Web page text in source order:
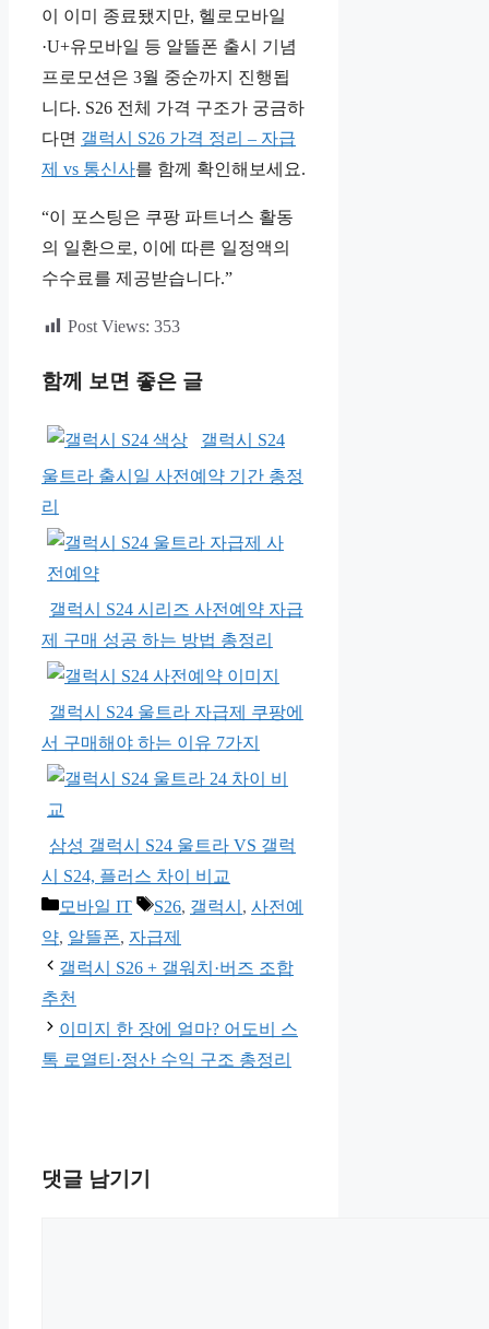
이 이미 종료됐지만, 헬로모바일
·U+유모바일 등 알뜰폰 출시 기념
프로모션은 3월 중순까지 진행됩
니다. S26 전체 가격 구조가 궁금하
다면 갤럭시 S26 가격 정리 – 자급
제 vs 통신사를 함께 확인해보세요.
“이 포스팅은 쿠팡 파트너스 활동
의 일환으로, 이에 따른 일정액의
수수료를 제공받습니다.”
Post Views: 353
함께 보면 좋은 글
갤럭시 S24
울트라 출시일 사전예약 기간 총정
리
갤럭시 S24 시리즈 사전예약 자급
제 구매 성공 하는 방법 총정리
갤럭시 S24 울트라 자급제 쿠팡에
서 구매해야 하는 이유 7가지
삼성 갤럭시 S24 울트라 VS 갤럭
시 S24, 플러스 차이 비교
카
테
고
리
모바일 IT
태
그
S26, 갤럭시 , 사전예
약, 알뜰폰, 자급제
갤럭시 S26 + 갤워치·버즈 조합
추천
이미지 한 장에 얼마? 어도비 스
톡 로열티·정산 수익 구조 총정리
댓글 남기기